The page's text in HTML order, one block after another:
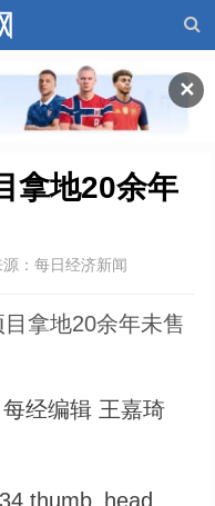
✕
拿地20余年
源：每日经济新闻
拿地20余年未售
经编辑 王嘉琦